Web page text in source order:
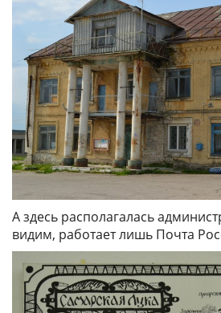
А здесь располагалась
видим, работает лишь Почта